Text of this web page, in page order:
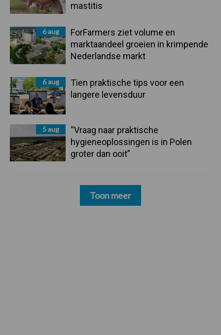
mastitis
6 aug
ForFarmers ziet volume en
marktaandeel groeien in krimpende
Nederlandse markt
6 aug
Tien praktische tips voor een
langere levensduur
5 aug
“Vraag naar praktische
hygieneoplossingen is in Polen
groter dan ooit”
Toon meer